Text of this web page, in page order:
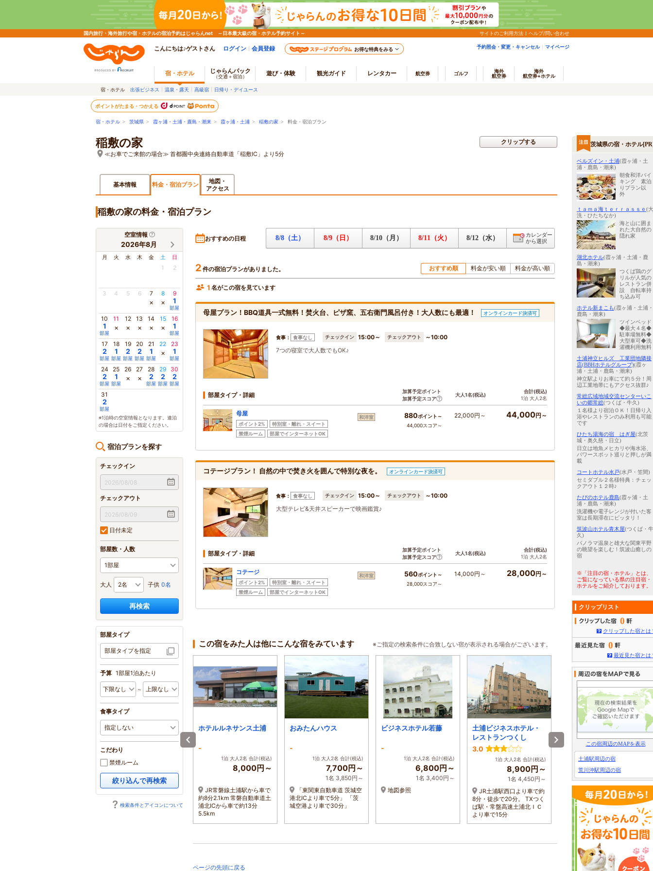
国内旅行・海外旅行や宿・ホテルの宿泊予約はじゃらんnet ～日本最大級の宿・ホテル予約サイト～ サイトのご利用方法 ヘルプ/問い合わせ
こんにちは♪ゲストさん ログイン 会員登録 お得な特典をみる 予約照会・変更・キャンセル マイページ
宿・ホテル じゃらんパック
（交通＋宿泊） 遊び・体験 観光ガイド レンタカー 航空券 ゴルフ
海外
航空券
海外
航空券+ホテル
宿・ホテル 出張ビジネス 温泉・露天 高級宿 日帰り・デイユース
ポイントがたまる・つかえる
宿・ホテル > 茨城県 > 霞ヶ浦・土浦・鹿島・潮来 > 霞ヶ浦・土浦 > 稲敷の家 > 料金・宿泊プラン
稲敷の家
≪お車でご来館の場合≫ 首都圏中央連絡自動車道「稲敷IC」より5分
クリップする
基本情報 料金・宿泊プラン
地図・
アクセス
稲敷の家の料金・宿泊プラン
空室情報
2026年8月
月 火 水 木 金 土 日
1 2
3 4 5 6 7
×
8
×
9
1
部屋
10
1
部屋
11
×
12
×
13
×
14
×
15
×
16
1
部屋
17
2
部屋
18
1
部屋
19
2
部屋
20
2
部屋
21
1
部屋
22
×
23
1
部屋
24
2
部屋
25
1
部屋
26
×
27
×
28
2
部屋
29
2
部屋
30
2
部屋
31
2
部屋
※1泊時の空室情報となります。連泊
の場合は日付をご指定ください。
宿泊プランを探す
チェックイン
チェックアウト
日付未定
部屋数・人数
大人 子供 0名
再検索
部屋タイプ
部屋タイプを指定
予算 1部屋1泊あたり
～
食事タイプ
こだわり
禁煙ルーム
絞り込んで再検索
検索条件とアイコンについて
おすすめの日程 8/8（土） 8/9（日） 8/10（月） 8/11（火） 8/12（水）
カレンダー
から選択
2 件の宿泊プランがありました。 おすすめ順 料金が安い順 料金が高い順
1 名がこの宿を見ています
母屋プラン！BBQ道具一式無料！焚火台、ピザ窯、五右衛門風呂付き！大人数にも最適！ オンラインカード決済可
食事： 食事なし チェックイン 15:00～ チェックアウト
～10:00
7つの寝室で大人数でもOK♪
部屋タイプ・詳細
加算予定ポイント
加算予定スコア
大人1名(税込)
合計(税込)
1泊 大人2名
母屋
ポイント2%
特別室・離れ・スイート
禁煙ルーム
部屋でインターネットOK
和洋室 880ポイント～
44,000スコア～
22,000円～ 44,000円～
コテージプラン！ 自然の中で焚き火を囲んで特別な夜を。 オンラインカード決済可
食事： 食事なし チェックイン 15:00～ チェックアウト
～10:00
大型テレビ&天井スピーカーで映画鑑賞♪
部屋タイプ・詳細
加算予定ポイント
加算予定スコア
大人1名(税込)
合計(税込)
1泊 大人2名
コテージ
ポイント2%
特別室・離れ・スイート
禁煙ルーム
部屋でインターネットOK
和洋室 560ポイント～
28,000スコア～
14,000円～ 28,000円～
この宿をみた人は他にこんな宿をみています ※ご指定の検索条件に合致しない宿が表示される場合がございます。
ザ・セレクトン土浦駅
前
4.4
1泊 大人2名 合計(税込)
1名 3,370円～
4分
ホテルルネサンス土浦
-
1泊 大人2名 合計(税込)
8,000円～
JR常磐線土浦駅から車で
約8分2.1km 常磐自動車道土
浦北ICから車で約13分
5.5km
おみたんハウス
-
1泊 大人2名 合計(税込)
7,700円～
1名 3,850円～
「東関東自動車道 茨城空
港北ICより車で5分」 「茨
城空港より車で30分」
ビジネスホテル若藤
-
1泊 大人2名 合計(税込)
6,800円～
1名 3,400円～
地図参照
土浦ビジネスホテル・
レストランつくし
3.0
1泊 大人2名 合計(税込)
8,900円～
1名 4,450円～
JR土浦駅西口より車で約
8分・徒歩で20分。 TXつく
ば駅・常盤高速土浦北ＩＣ
より車で15分
ホテルルートイン土浦
4.3
1泊 大人2名 合計(税込)
12,800円～
1名 6,400円～
常磐自動車道 土浦北ICよ
り 車で約11分 5.7km、JR常
磐線 土浦駅より 車で約8分
2.4km
ページの先頭に戻る
茨城県の宿・ホテル
ベルズイン・土浦(霞ヶ浦・土
浦・鹿島・潮来)
朝食和洋バイ
キング 素泊
りプラン以
外
ｔａｍａ海ｔｅｒｒａｓｓｅ (大
洗・ひたちなか)
海と山に囲ま
れた大自然の
隠れ家
湖北ホテル(霞ヶ浦・土浦・鹿
島・潮来)
つくば鶏のグ
リルが人気の
レストラン併
設 自転車持
ち込み可
ホテル新まこも(霞ヶ浦・土浦・
鹿島・潮来)
ツインベッド
◆最大４名◆
駐車場無料◆
大型車可◆洗
濯機利用無料
土浦神立ヒルズ 工業団地隣接
店(BBHホテルグループ)(霞ヶ
浦・土浦・鹿島・潮来)
神立駅よりお車にて約５分！周
辺工業地帯にもアクセス抜群♪
常総広域地域交流センターいこ
いの郷常総(つくば・牛久)
１名様より宿泊ＯＫ！日帰り入
浴やレストランのみ利用も可能
です
ひたち湯海の宿 はぎ屋(北茨
城・奥久慈・日立)
日立は地魚メヒカリや海水浴、
パワースポット巡りと押しが満
載
コートホテル水戸(水戸・笠間)
セミダブル２名様特典：チェッ
クアウト１２時♪
たびのホテル鹿島(霞ヶ浦・土
浦・鹿島・潮来)
洗濯機や電子レンジが付いた客
室は長期滞在にピッタリ！
筑波山ホテル青木屋(つくば・牛
久)
パノラマ温泉と雄大な関東平野
の眺望を楽しむ！筑波山癒しの
宿
※「注目の宿・ホテル」とは、
ご覧になっている県の注目宿・
ホテルをご紹介しております。
クリップリスト
0
クリップした宿とは
0
最近見た宿とは
この宿周辺のMAPを表示
土浦駅周辺の宿
荒川沖駅周辺の宿